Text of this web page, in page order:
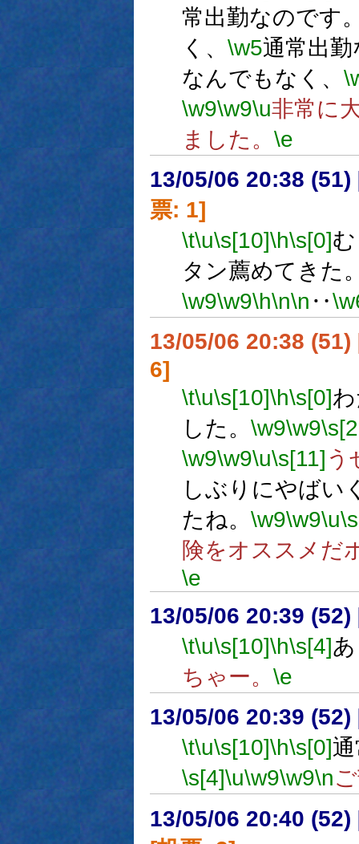
常出勤なのです
く、 \w5通常出
なんでもなく、
\w9\w9\u非常に
ました。 \e
13/05/06 20:38 (51)
票: 1]
\t\u\s[10]\h\s[0]
タン薦めてきた
\w9\w9\h\n\n ‥
13/05/06 20:38 (51)
6]
\t\u\s[10]\h\s[0]
した。 \w9\w9
\w9\w9\u\s[11] う
しぶりにやばい
たね。 \w9\w9\u
険をオススメだ
\e
13/05/06 20:39 (52)
\t\u\s[10]\h\s[4]
ちゃー。 \e
13/05/06 20:39 (52)
\t\u\s[10]\h\s[0]
\s[4]\u\w9\w9\n
13/05/06 20:40 (52)